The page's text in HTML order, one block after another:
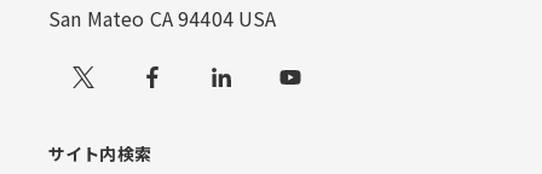
San Mateo CA 94404 USA
Xでフォローする
サイト内検索